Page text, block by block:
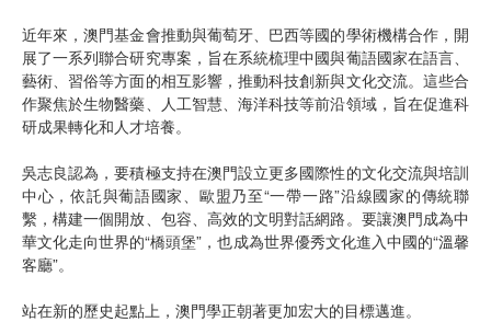
近年來，澳門基金會推動與葡萄牙、巴西等國的學術機構合作，開
展了一系列聯合研究專案，旨在系統梳理中國與葡語國家在語言、
藝術、習俗等方面的相互影響，推動科技創新與文化交流。這些合
作聚焦於生物醫藥、人工智慧、海洋科技等前沿領域，旨在促進科
研成果轉化和人才培養。
吳志良認為，要積極支持在澳門設立更多國際性的文化交流與培訓
中心，依託與葡語國家、歐盟乃至“一帶一路”沿線國家的傳統聯
繫，構建一個開放、包容、高效的文明對話網路。要讓澳門成為中
華文化走向世界的“橋頭堡”，也成為世界優秀文化進入中國的“溫馨
客廳”。
站在新的歷史起點上，澳門學正朝著更加宏大的目標邁進。